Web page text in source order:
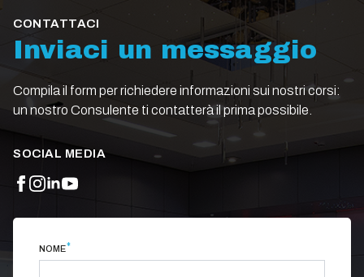
CONTATTACI
Inviaci un messaggio
Compila il form per richiedere informazioni sui nostri corsi:
un nostro Consulente ti contatterà il prima possibile.
SOCIAL MEDIA
NOME*